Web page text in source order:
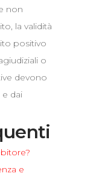
non
la validità
positivo
o
devono
e dai
e